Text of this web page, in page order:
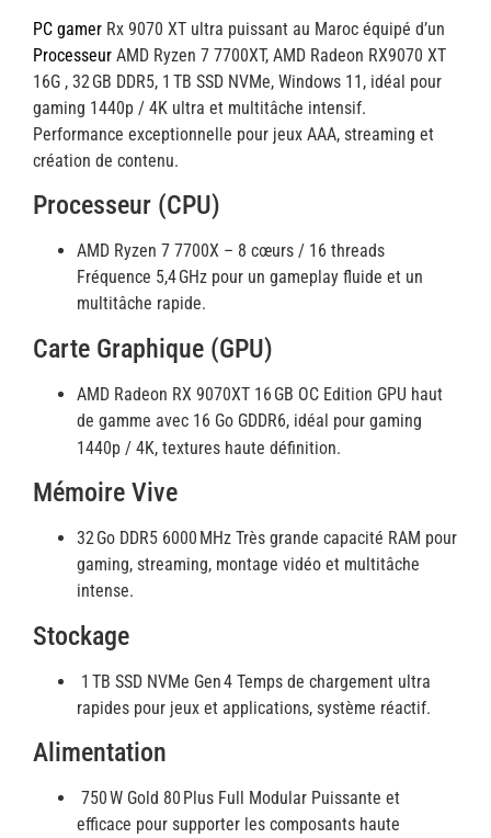
PC gamer Rx 9070 XT ultra puissant au Maroc équipé d’un
Processeur AMD Ryzen 7 7700XT, AMD Radeon RX9070 XT
16G , 32 GB DDR5, 1 TB SSD NVMe, Windows 11, idéal pour
gaming 1440p / 4K ultra et multitâche intensif.
Performance exceptionnelle pour jeux AAA, streaming et
création de contenu.
Processeur (CPU)
AMD Ryzen 7 7700X – 8 cœurs / 16 threads
Fréquence 5,4 GHz pour un gameplay fluide et un
multitâche rapide.
Carte Graphique (GPU)
AMD Radeon RX 9070XT 16 GB OC Edition GPU haut
de gamme avec 16 Go GDDR6, idéal pour gaming
1440p / 4K, textures haute définition.
Mémoire Vive
32 Go DDR5 6000 MHz Très grande capacité RAM pour
gaming, streaming, montage vidéo et multitâche
intense.
Stockage
1 TB SSD NVMe Gen 4 Temps de chargement ultra
rapides pour jeux et applications, système réactif.
Alimentation
750 W Gold 80 Plus Full Modular Puissante et
efficace pour supporter les composants haute